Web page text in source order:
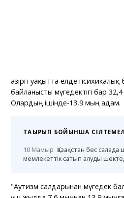
Қазіргі уақытта елде психикалық
байланысты мүгедектігі бар
Олардың ішінде-13,9 мың адам.
ТАҚЫРЫП БОЙЫНША
10 Мамыр Қазақстан бес
мемлекеттік сатып алуды
"Аутизм салдарынан мүгедек